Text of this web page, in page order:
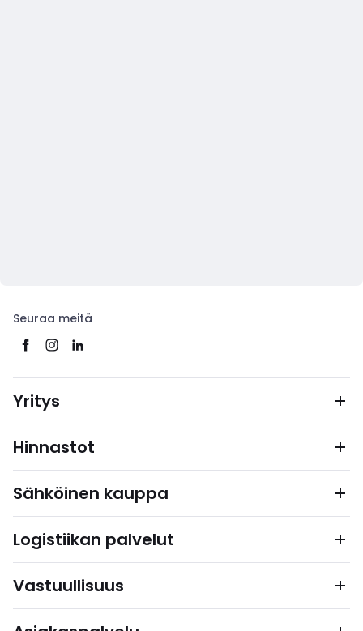
Seuraa meitä
Yritys
Hinnastot
Sähköinen kauppa
Logistiikan palvelut
Vastuullisuus